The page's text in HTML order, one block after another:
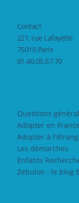
Contact
221, rue Lafayette
75010 Paris
01.40.05.57.70
Questions
Adopter en France
Adopter à
Les démarches
Enfants
Zebulon : le blog